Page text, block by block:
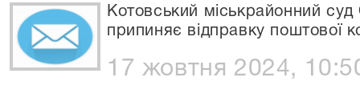
Котовський міськрайонний
припиняє відправку поштової
17 жовтня 2024,